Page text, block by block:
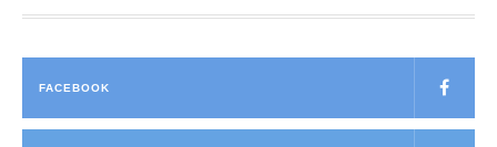
FACEBOOK